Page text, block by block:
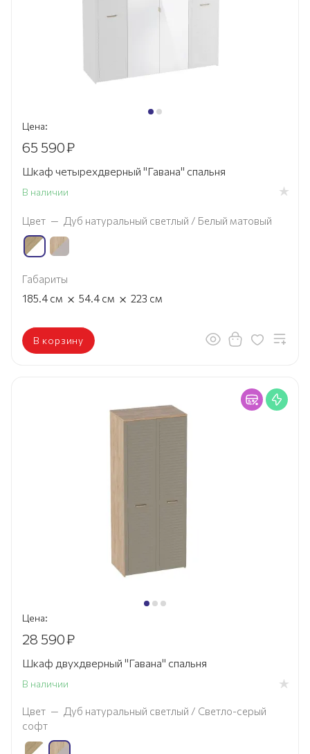
Цена:
65 590₽
Шкаф четырехдверный "Гавана" спальня
В наличии
Цвет — Дуб натуральный светлый / Белый матовый
Габариты
185.4 см × 54.4 см × 223 см
В корзину
Цена:
28 590₽
Шкаф двухдверный "Гавана" спальня
В наличии
Цвет — Дуб натуральный светлый / Светло-серый
софт